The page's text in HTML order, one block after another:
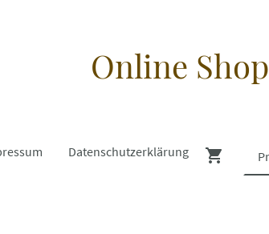
Online Shop
Datenschutzerklärung